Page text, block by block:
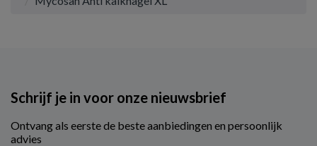
Schrijf je in voor onze nieuwsbrief
Ontvang als eerste de beste aanbiedingen en persoonlijk
advies